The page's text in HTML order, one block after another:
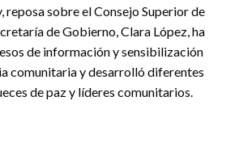
reposa sobre el Consejo Superior de
de Gobierno, Clara López, ha
de información y sensibilización
comunitaria y desarrolló diferentes
de paz y líderes comunitarios.